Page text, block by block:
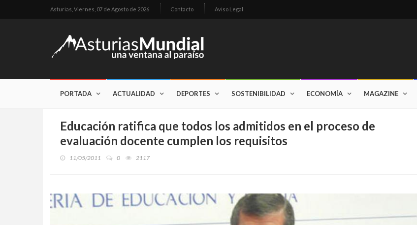
Asturias, Viernes, 07 de Agosto de 2026 Contacto Aviso Legal
PORTADA ACTUALIDAD DEPORTES SOSTENIBILIDAD ECONOMÍA MAGAZINE
Educación ratifica que todos los admitidos en el proceso de
evaluación docente cumplen los requisitos
11/05/2011 0 2117